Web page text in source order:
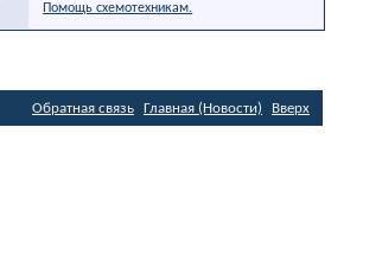
Помощь схемотехникам.
Обратная связь Главная (Новости) Вверх